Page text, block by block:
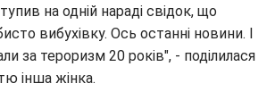
на одній нараді свідок, що
вибухівку. Ось останні новини. І
за тероризм 20 років", - поділилася
інша жінка.